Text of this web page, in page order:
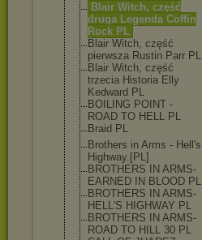
Blair Witch, część
druga Legenda Coffin
Rock PL
Blair Witch, część
pierwsza Rustin Parr PL
Blair Witch, część
trzecia Historia Elly
Kedward PL
BOILING POINT -
ROAD TO HELL PL
Braid PL
Brothers in Arms - Hell's
Highway.[PL]
BROTHERS IN ARMS-
EARNED IN BLOOD PL
BROTHERS IN ARMS-
HELL'S HIGHWAY PL
BROTHERS IN ARMS-
ROAD TO HILL 30 PL